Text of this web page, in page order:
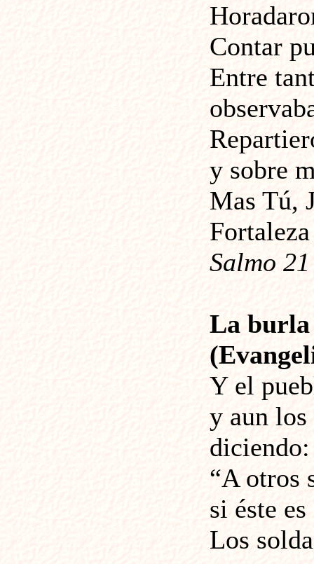
Contar
Entre
y sobre
Mas Tú,
Salmo
La burla
Y el
y aun los
diciendo:
“A otros
si éste
Los